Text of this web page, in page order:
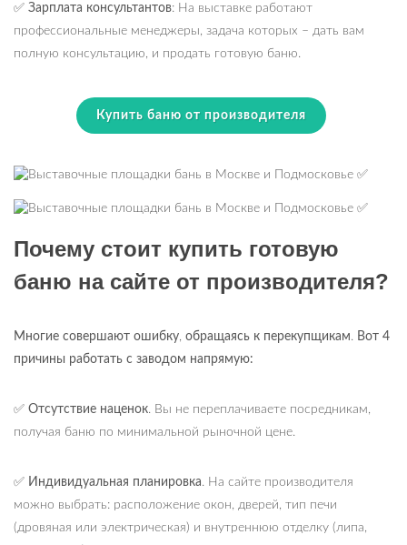
✅ Зарплата консультантов: На выставке работают
профессиональные менеджеры, задача которых – дать вам
полную консультацию, и продать готовую баню.
Купить баню от производителя
Почему стоит купить готовую
баню на сайте от производителя?
Многие совершают ошибку, обращаясь к перекупщикам. Вот 4
причины работать с заводом напрямую:
✅ Отсутствие наценок. Вы не переплачиваете посредникам,
получая баню по минимальной рыночной цене.
✅ Индивидуальная планировка. На сайте производителя
можно выбрать: расположение окон, дверей, тип печи
(дровяная или электрическая) и внутреннюю отделку (липа,